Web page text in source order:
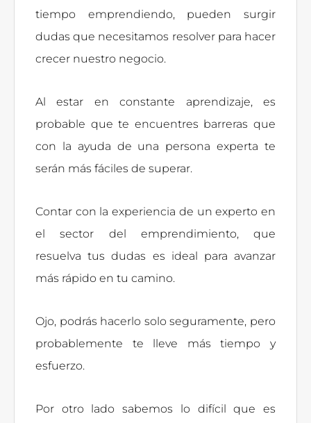
tiempo emprendiendo, pueden surgir
dudas que necesitamos resolver para hacer
crecer nuestro negocio.
Al estar en constante aprendizaje, es
probable que te encuentres barreras que
con la ayuda de una persona experta te
serán más fáciles de superar.
Contar con la experiencia de un experto en
el sector del emprendimiento, que
resuelva tus dudas es ideal para avanzar
más rápido en tu camino.
Ojo, podrás hacerlo solo seguramente, pero
probablemente te lleve más tiempo y
esfuerzo.
Por otro lado sabemos lo difícil que es